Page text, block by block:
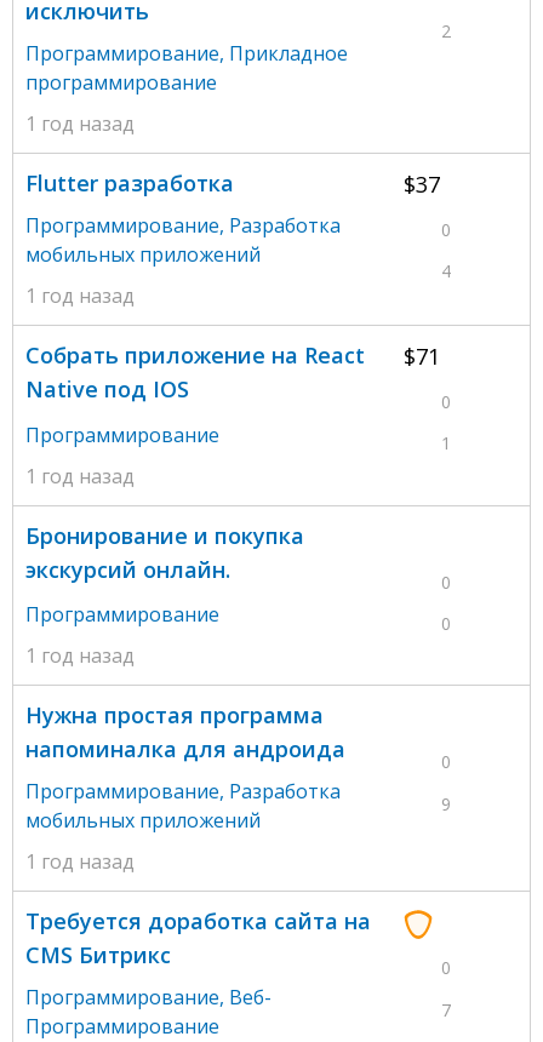
2
исключить
Программирование, Прикладное
программирование
1 год назад
$37
0
4
Flutter разработка
Программирование, Разработка
мобильных приложений
1 год назад
$71
0
1
Собрать приложение на React
Native под IOS
Программирование
1 год назад
0
0
Бронирование и покупка
экскурсий онлайн.
Программирование
1 год назад
0
9
Нужна простая программа
напоминалка для андроида
Программирование, Разработка
мобильных приложений
1 год назад
0
7
Требуется доработка сайта на
CMS Битрикс
Программирование, Веб-
Программирование